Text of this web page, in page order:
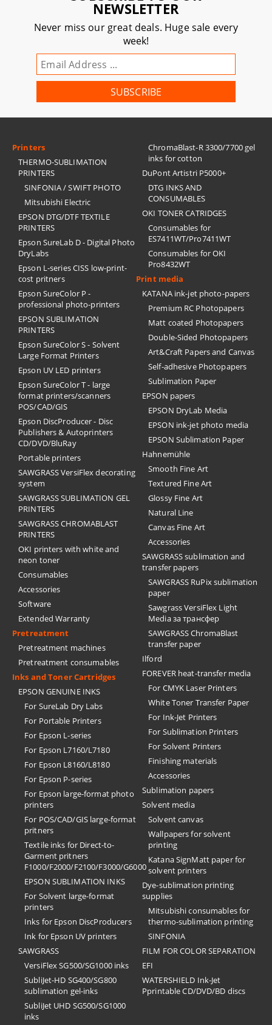
NEWSLETTER
Never miss our great deals. Huge sale every
week!
Printers
THERMO-SUBLIMATION
PRINTERS
SINFONIA / SWIFT PHOTO
Mitsubishi Electric
EPSON DTG/DTF TEXTILE
PRINTERS
Epson SureLab D - Digital Photo
DryLabs
Epson L-series CISS low-print-
cost pritners
Epson SureColor P -
professional photo-printers
EPSON SUBLIMATION
PRINTERS
Epson SureColor S - Solvent
Large Format Printers
Epson UV LED printers
Epson SureColor T - large
format printers/scanners
POS/CAD/GIS
Epson DiscProducer - Disc
Publishers & Autoprinters
CD/DVD/BluRay
Portable printers
SAWGRASS VersiFlex decorating
system
SAWGRASS SUBLIMATION GEL
PRINTERS
SAWGRASS CHROMABLAST
PRINTERS
OKI printers with white and
neon toner
Consumables
Accessories
Software
Extended Warranty
Pretreatment
Pretreatment machines
Pretreatment consumables
Inks and Toner Cartridges
EPSON GENUINE INKS
For SureLab Dry Labs
For Portable Printers
For Epson L-series
For Epson L7160/L7180
For Epson L8160/L8180
For Epson P-series
For Epson large-format photo
printers
For POS/CAD/GIS large-format
pritners
Textile inks for Direct-to-
Garment pritners
F1000/F2000/F2100/F3000/G6000
EPSON SUBLIMATION INKS
For Solvent large-format
printers
Inks for Epson DiscProducers
Ink for Epson UV printers
SAWGRASS
VersiFlex SG500/SG1000 inks
SubliJet-HD SG400/SG800
sublimation gel-inks
SubliJet UHD SG500/SG1000
inks
ChromaBlast-R 3300/7700 gel
inks for cotton
DuPont Artistri P5000+
DTG INKS AND
CONSUMABLES
OKI TONER CATRIDGES
Consumables for
ES7411WT/Pro7411WT
Consumables for OKI
Pro8432WT
Print media
KATANA ink-jet photo-papers
Premium RC Photopapers
Matt coated Photopapers
Double-Sided Photopapers
Art&Craft Papers and Canvas
Self-adhesive Photopapers
Sublimation Paper
EPSON papers
EPSON DryLab Media
EPSON ink-jet photo media
EPSON Sublimation Paper
Hahnemühle
Smooth Fine Art
Textured Fine Art
Glossy Fine Art
Natural Line
Canvas Fine Art
Accessories
SAWGRASS sublimation and
transfer papers
SAWGRASS RuPix sublimation
paper
Sawgrass VersiFlex Light
Media за трансфер
SAWGRASS ChromaBlast
transfer paper
Ilford
FOREVER heat-transfer media
For CMYK Laser Printers
White Toner Transfer Paper
For Ink-Jet Printers
For Sublimation Printers
For Solvent Printers
Finishing materials
Accessories
Sublimation papers
Solvent media
Solvent canvas
Wallpapers for solvent
printing
Katana SignMatt paper for
solvent printers
Dye-sublimation printing
supplies
Mitsubishi consumables for
thermo-sublimation printing
SINFONIA
FILM FOR COLOR SEPARATION
EFI
​WATERSHIELD Ink-Jet
Pprintable CD/DVD/BD discs